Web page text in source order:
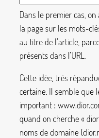
Dans le premier cas,
la page sur les mots-
au titre de l’article,
présents dans l’URL.
Cette idée, très
certaine. Il semble que
important :
quand on cherche « dior
noms de domaine (